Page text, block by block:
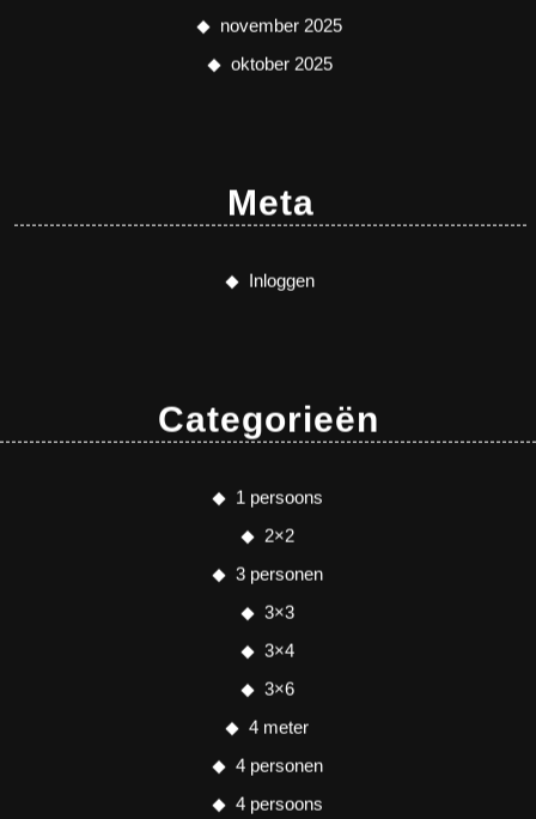
november 2025
oktober 2025
Meta
Inloggen
Categorieën
1 persoons
2×2
3 personen
3×3
3×4
3×6
4 meter
4 personen
4 persoons